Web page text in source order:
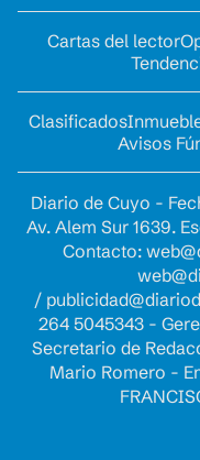
Cartas del lector
Clasificados
Avisos
Diario de Cuyo -
Av. Alem Sur 1639.
Contacto:
/
264 5045343 -
Secretario de
Mario Romero -